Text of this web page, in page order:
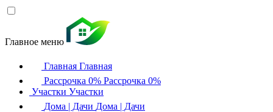
Главное меню
Главная Главная
Рассрочка 0% Рассрочка 0%
Участки Участки
Дома | Дачи Дома | Дачи